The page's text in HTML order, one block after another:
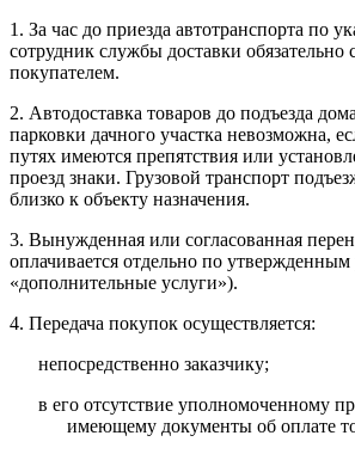
1. За час до приезда автотранспорта по
сотрудник службы доставки обязательно
покупателем.
2. Автодоставка товаров до подъезда
парковки дачного участка невозможна,
путях имеются препятствия или
проезд знаки. Грузовой транспорт
близко к объекту назначения.
3. Вынужденная или согласованная
оплачивается отдельно по утвержденным
«дополнительные услуги»).
4. Передача покупок осуществляется:
непосредственно заказчику;
в его отсутствие уполномоченному
имеющему документы об оплате